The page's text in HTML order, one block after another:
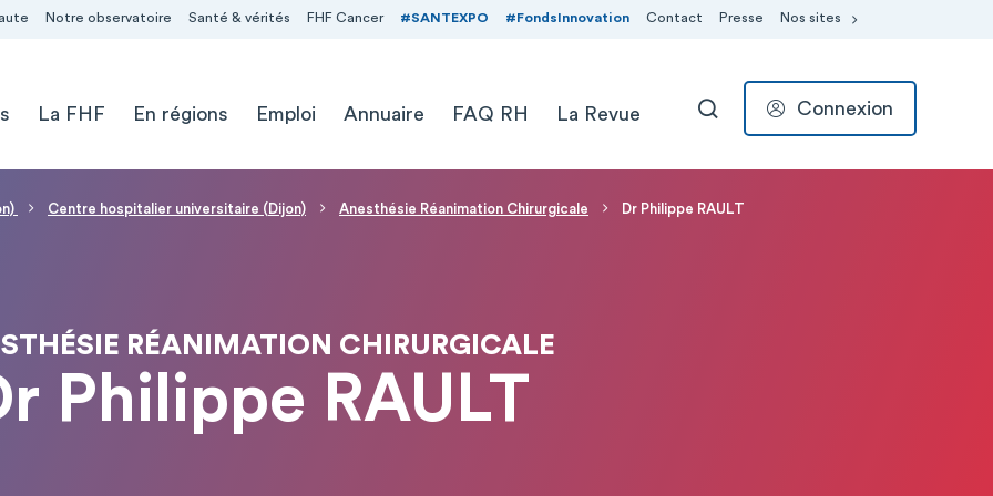
Notre observatoire Santé & vérités FHF Cancer #SANTEXPO #FondsInnovation Contact Presse Nos sites
La FHF En régions Emploi Annuaire FAQ RH La Revue RECHERCHER
Connexion
Centre hospitalier universitaire (Dijon) Anesthésie Réanimation Chirurgicale Dr Philippe RAULT
RÉANIMATION CHIRURGICALE
Philippe RAULT